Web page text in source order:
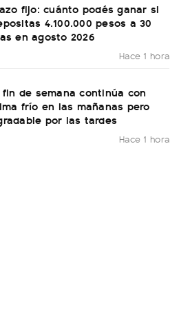
fijo: cuánto podés ganar si
4.100.000 pesos a 30
en agosto 2026
Hace 1 hora
fin de semana continúa con
frío en las mañanas pero
por las tardes
Hace 1 hora